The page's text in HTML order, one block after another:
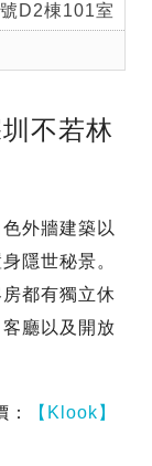
D2棟101室
不若林
外牆建築以
隱世秘景。
都有獨立休
廳以及開放
【Klook】